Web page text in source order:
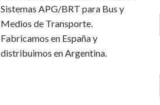
Sistemas APG/BRT para Bus y
Medios de Transporte.
Fabricamos en España y
distribuimos en Argentina.